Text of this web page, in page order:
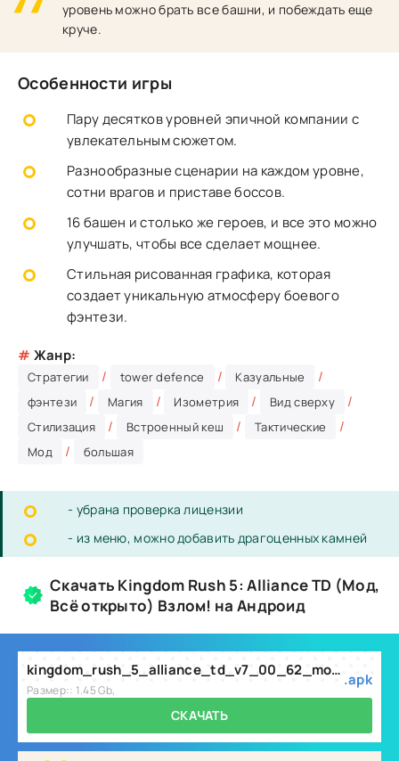
уровень можно брать все башни, и побеждать еще
круче.
Особенности игры
Пару десятков уровней эпичной компании с
увлекательным сюжетом.
Разнообразные сценарии на каждом уровне,
сотни врагов и приставе боссов.
16 башен и столько же героев, и все это можно
улучшать, чтобы все сделает мощнее.
Стильная рисованная графика, которая
создает уникальную атмосферу боевого
фэнтези.
# Жанр:
Стратегии / tower defence / Казуальные /
фэнтези / Магия / Изометрия / Вид сверху /
Стилизация / Встроенный кеш / Тактические /
Мод / большая
- убрана проверка лицензии
- из меню, можно добавить драгоценных камней
Скачать Kingdom Rush 5: Alliance TD (Мод,
Всё открыто) Взлом! на Андроид
kingdom_rush_5_alliance_td_v7_00_62_mod.apk
Размер:: 1.45 Gb,
.apk
СКАЧАТЬ